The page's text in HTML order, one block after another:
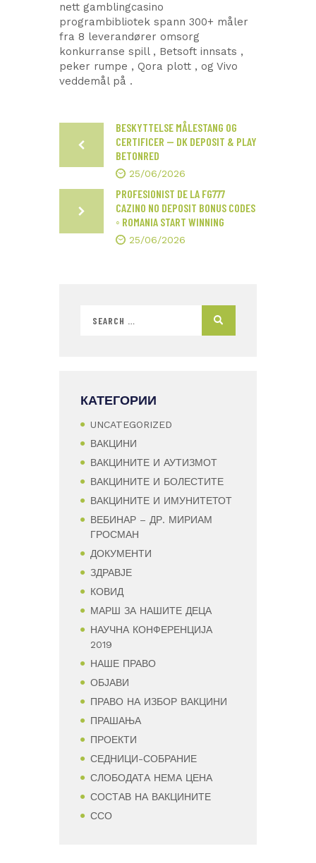
nett gamblingcasino
programbibliotek spann 300+ måler
fra 8 leverandører omsorg
konkurranse spill , Betsoft innsats ,
peker rumpe , Qora plott , og Vivo
veddemål på .
BESKYTTELSE MÅLESTANG OG
CERTIFICER — DK DEPOSIT & PLAY
BETONRED
25/06/2026
PROFESIONIST DE LA FG777
CAZINO NO DEPOSIT BONUS CODES
◦ ROMANIA START WINNING
25/06/2026
КАТЕГОРИИ
UNCATEGORIZED
ВАКЦИНИ
ВАКЦИНИТЕ И АУТИЗМОТ
ВАКЦИНИТЕ И БОЛЕСТИТЕ
ВАКЦИНИТЕ И ИМУНИТЕТОТ
ВЕБИНАР – ДР. МИРИАМ
ГРОСМАН
ДОКУМЕНТИ
ЗДРАВЈЕ
КОВИД
МАРШ ЗА НАШИТЕ ДЕЦА
НАУЧНА КОНФЕРЕНЦИЈА
2019
НАШЕ ПРАВО
ОБЈАВИ
ПРАВО НА ИЗБОР ВАКЦИНИ
ПРАШАЊА
ПРОЕКТИ
СЕДНИЦИ-СОБРАНИЕ
СЛОБОДАТА НЕМА ЦЕНА
СОСТАВ НА ВАКЦИНИТЕ
ССО